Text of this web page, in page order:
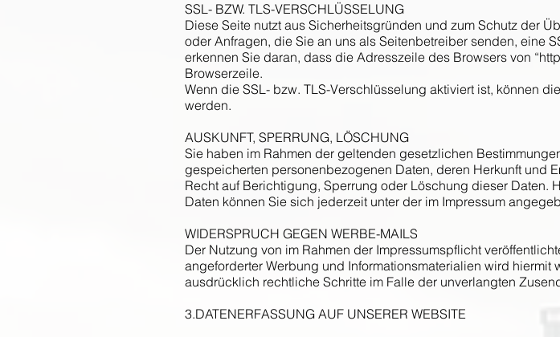
SSL- BZW. TLS-VERSCHLÜSSELUNG
Diese Seite nutzt aus Sicherheitsgründen und zum Schutz der
oder Anfragen, die Sie an uns als Seitenbetreiber senden, eine
erkennen Sie daran, dass die Adresszeile des Browsers von
Browserzeile.
Wenn die SSL- bzw. TLS-Verschlüsselung aktiviert ist, können
werden.
AUSKUNFT, SPERRUNG, LÖSCHUNG
Sie haben im Rahmen der geltenden gesetzlichen
gespeicherten personenbezogenen Daten, deren Herkunft und
Recht auf Berichtigung, Sperrung oder Löschung dieser Daten.
Daten können Sie sich jederzeit unter der im Impressum
WIDERSPRUCH GEGEN WERBE-MAILS
Der Nutzung von im Rahmen der Impressumspflicht
angeforderter Werbung und Informationsmaterialien wird
ausdrücklich rechtliche Schritte im Falle der unverlangten
3.DATENERFASSUNG AUF UNSERER WEBSITE